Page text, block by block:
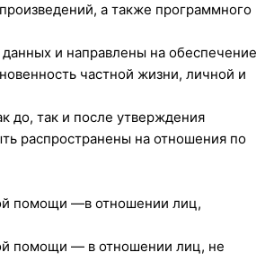
а также программного
и направлены на обеспечение
частной жизни, личной и
до, так и после утверждения
распространены на отношения по
помощи —в отношении лиц,
помощи — в отношении лиц, не